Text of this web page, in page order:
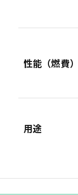
性能（燃費）
用途